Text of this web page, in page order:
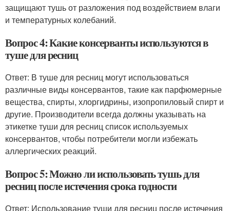
защищают тушь от разложения под воздействием влаги
и температурных колебаний.
Вопрос 4: Какие консерванты используются в
туше для ресниц
Ответ: В туше для ресниц могут использоваться
различные виды консервантов, такие как парфюмерные
вещества, спирты, хлоргидрины, изопропиловый спирт и
другие. Производители всегда должны указывать на
этикетке туши для ресниц список используемых
консервантов, чтобы потребители могли избежать
аллергических реакций.
Вопрос 5: Можно ли использовать тушь для
ресниц после истечения срока годности
Ответ: Использование туши для ресниц после истечения